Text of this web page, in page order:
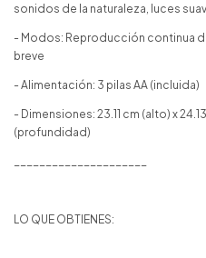
sonidos de la naturaleza, luces
- Modos: Reproducción continua
breve
- Alimentación: 3 pilas AA (incluida)
- Dimensiones: 23.11 cm (alto) x
(profundidad)
LO QUE OBTIENES: